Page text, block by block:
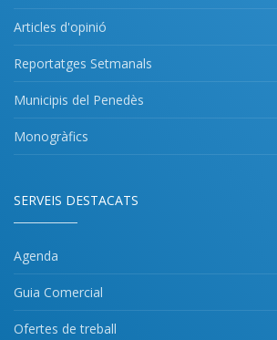
Articles d'opinió
Reportatges Setmanals
Municipis del Penedès
Monogràfics
SERVEIS DESTACATS
Agenda
Guia Comercial
Ofertes de treball